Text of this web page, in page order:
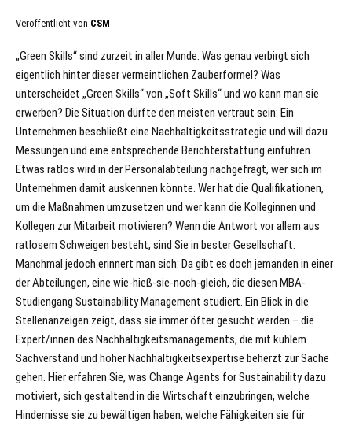
Veröffentlicht von CSM
„Green Skills“ sind zurzeit in aller Munde. Was genau verbirgt sich
eigentlich hinter dieser vermeintlichen Zauberformel? Was
unterscheidet „Green Skills“ von „Soft Skills“ und wo kann man sie
erwerben? Die Situation dürfte den meisten vertraut sein: Ein
Unternehmen beschließt eine Nachhaltigkeitsstrategie und will dazu
Messungen und eine entsprechende Berichterstattung einführen.
Etwas ratlos wird in der Personalabteilung nachgefragt, wer sich im
Unternehmen damit auskennen könnte. Wer hat die Qualifikationen,
um die Maßnahmen umzusetzen und wer kann die Kolleginnen und
Kollegen zur Mitarbeit motivieren? Wenn die Antwort vor allem aus
ratlosem Schweigen besteht, sind Sie in bester Gesellschaft.
Manchmal jedoch erinnert man sich: Da gibt es doch jemanden in einer
der Abteilungen, eine wie-hieß-sie-noch-gleich, die diesen MBA-
Studiengang Sustainability Management studiert. Ein Blick in die
Stellenanzeigen zeigt, dass sie immer öfter gesucht werden – die
Expert/innen des Nachhaltigkeitsmanagements, die mit kühlem
Sachverstand und hoher Nachhaltigkeitsexpertise beherzt zur Sache
gehen. Hier erfahren Sie, was Change Agents for Sustainability dazu
motiviert, sich gestaltend in die Wirtschaft einzubringen, welche
Hindernisse sie zu bewältigen haben, welche Fähigkeiten sie für